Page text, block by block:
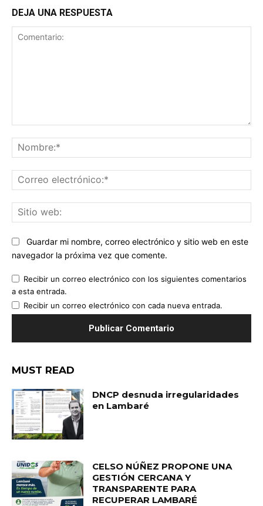
DEJA UNA RESPUESTA
Guardar mi nombre, correo electrónico y sitio web en este
navegador la próxima vez que comente.
Recibir un correo electrónico con los siguientes comentarios
a esta entrada.
Recibir un correo electrónico con cada nueva entrada.
MUST READ
DNCP desnuda irregularidades
en Lambaré
CELSO NÚÑEZ PROPONE UNA
GESTIÓN CERCANA Y
TRANSPARENTE PARA
RECUPERAR LAMBARÉ